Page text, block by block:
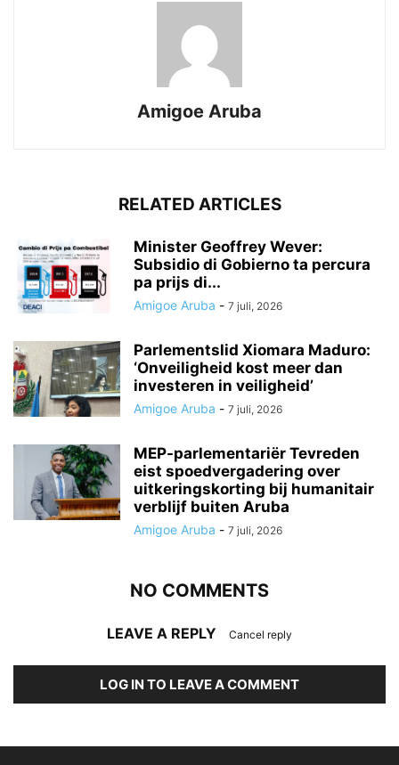
Amigoe Aruba
RELATED ARTICLES
Minister Geoffrey Wever:
Subsidio di Gobierno ta percura
pa prijs di...
Amigoe Aruba - 7 juli, 2026
Parlementslid Xiomara Maduro:
‘Onveiligheid kost meer dan
investeren in veiligheid’
Amigoe Aruba - 7 juli, 2026
MEP-parlementariër Tevreden
eist spoedvergadering over
uitkeringskorting bij humanitair
verblijf buiten Aruba
Amigoe Aruba - 7 juli, 2026
NO COMMENTS
LEAVE A REPLY Cancel reply
LOG IN TO LEAVE A COMMENT